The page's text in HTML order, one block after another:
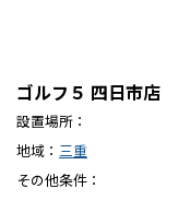
ゴルフ５ 四日市店
設置場所
地域
三重
その他条件